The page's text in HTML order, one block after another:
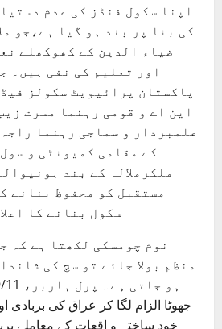
اپنا سکول فنڈز کی عدم
کی بنا پر بند ہو گیا ہے،جو
ضیاء الدین کے کھوکھلے
اور تعلیم کی نفی ہیں۔
پاکستان پرائیویٹ سکولز
این اے و قومی رہنما مسرت
علمبردار و سماجی رہنما
کے مقامی کمیونٹی و
ملکرملالہ کے بند
مستقبل کو محفوظ بنانے
سکول بنانے کا
نوم چومسکی لکھتا ہے کہ
منظم بولا جائے تو سچ کی
جھوٹا الزام لگا کر عراق کی بربادی
خود ساختہ و اقعات کے معاملے